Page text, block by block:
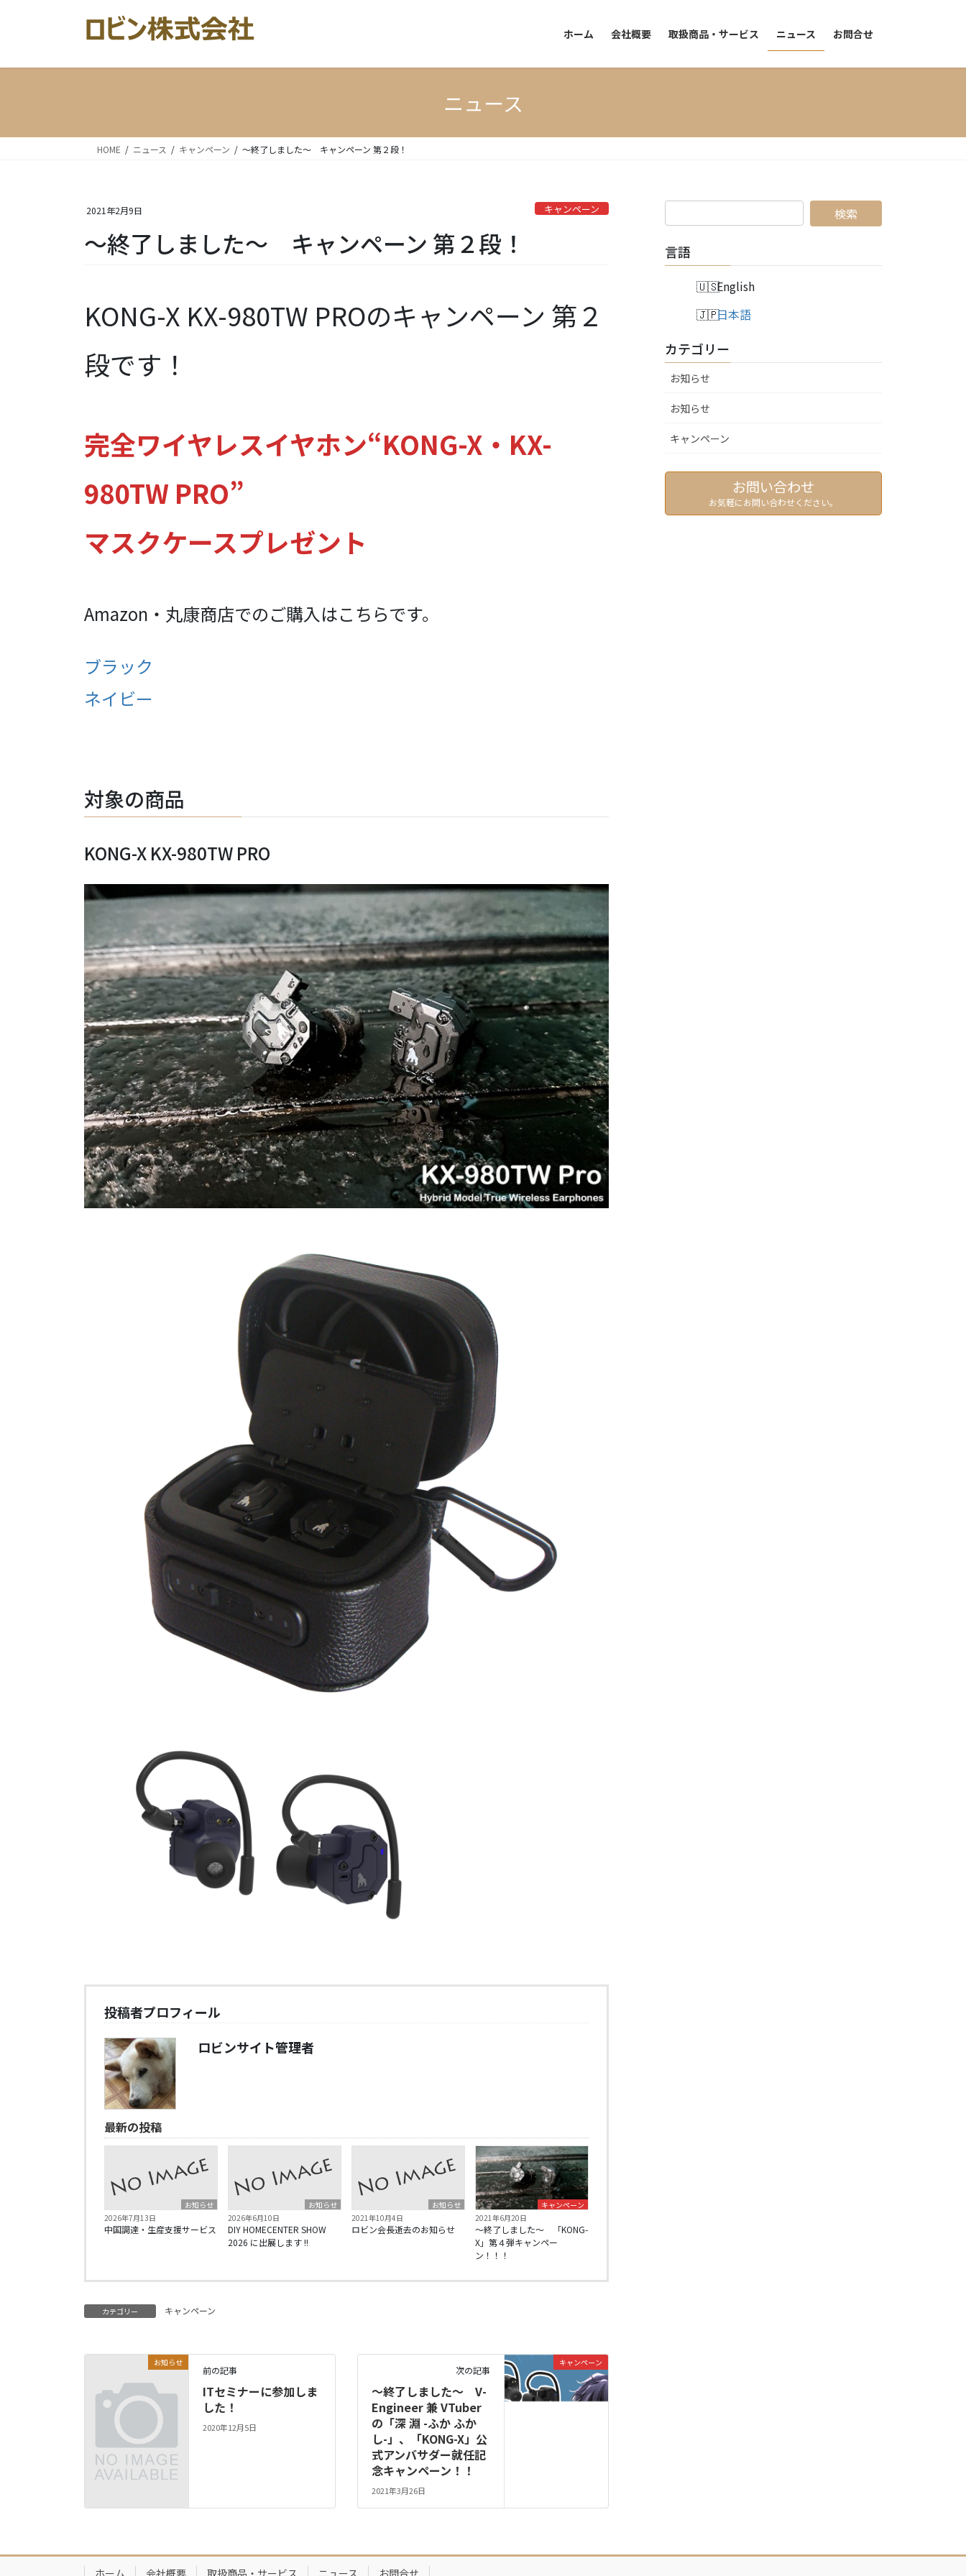
ホーム 会社概要 取扱商品・サービス ニュース お問合せ
ニュース
HOME ニュース キャンペーン ～終了しました～ キャンペーン 第２段！
2021年2月9日 キャンペーン
～終了しました～ キャンペーン 第２段！
KONG-X KX-980TW PROのキャンペーン 第２
段です！
完全ワイヤレスイヤホン“KONG-X・KX-
980TW PRO”
マスクケースプレゼント
Amazon・丸康商店でのご購入はこちらです。
ブラック
ネイビー
対象の商品
KONG-X KX-980TW PRO
投稿者プロフィール
ロビンサイト管理者
最新の投稿
お知らせ
2026年7月13日
中国調達・生産支援サービス
お知らせ
2026年6月10日
DIY HOMECENTER SHOW
2026 に出展します !!
お知らせ
2021年10月4日
ロビン会長逝去のお知らせ
キャンペーン
2021年6月20日
～終了しました～ 「KONG-
X」第４弾キャンペー
ン！！！
カテゴリー キャンペーン
お知らせ
前の記事
ITセミナーに参加しま
した！
2020年12月5日
キャンペーン
次の記事
～終了しました～ V-
Engineer 兼 VTuber
の「深 淵 -ふか ふか
し-」、「KONG-X」公
式アンバサダー就任記
念キャンペーン！！
2021年3月26日
言語
English
日本語
カテゴリー
お知らせ
お知らせ
キャンペーン
お問い合わせ
お気軽にお問い合わせください。